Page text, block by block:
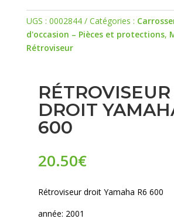
UGS : 0002844 Catégories :
d'occasion – Pièces et protections,
Rétroviseur
RÉTROVISEUR
DROIT
600
20.50€
Rétroviseur droit Yamaha R6 600
année: 2001